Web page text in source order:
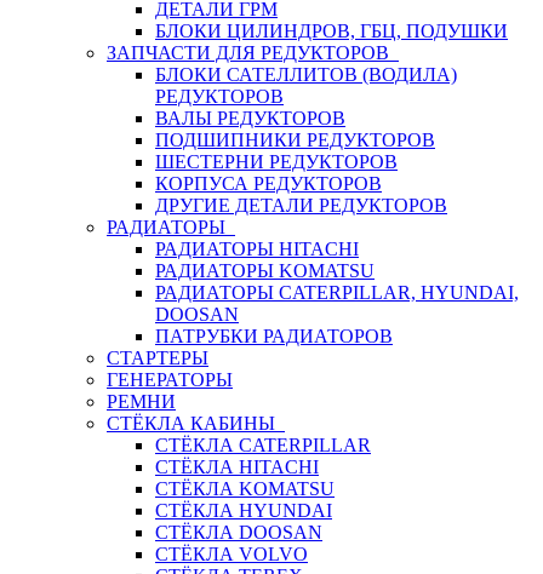
ДЕТАЛИ ГРМ
БЛОКИ ЦИЛИНДРОВ, ГБЦ, ПОДУШКИ
ЗАПЧАСТИ ДЛЯ РЕДУКТОРОВ
БЛОКИ САТЕЛЛИТОВ (ВОДИЛА)
РЕДУКТОРОВ
ВАЛЫ РЕДУКТОРОВ
ПОДШИПНИКИ РЕДУКТОРОВ
ШЕСТЕРНИ РЕДУКТОРОВ
КОРПУСА РЕДУКТОРОВ
ДРУГИЕ ДЕТАЛИ РЕДУКТОРОВ
РАДИАТОРЫ
РАДИАТОРЫ HITACHI
РАДИАТОРЫ KOMATSU
РАДИАТОРЫ CATERPILLAR, HYUNDAI,
DOOSAN
ПАТРУБКИ РАДИАТОРОВ
СТАРТЕРЫ
ГЕНЕРАТОРЫ
РЕМНИ
СТЁКЛА КАБИНЫ
СТЁКЛА CATERPILLAR
СТЁКЛА HITACHI
СТЁКЛА KOMATSU
СТЁКЛА HYUNDAI
СТЁКЛА DOOSAN
СТЁКЛА VOLVO